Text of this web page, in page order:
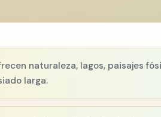
naturaleza, lagos, paisajes
larga.